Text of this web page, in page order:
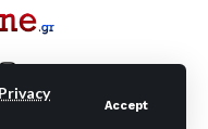
Privacy
Accept